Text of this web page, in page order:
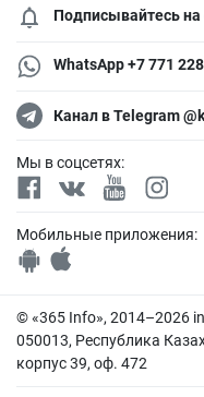
Подписывайтесь
WhatsApp +7 771
Канал в Telegram
Мы в соцсетях:
Мобильные приложения:
© «365 Info», 2014–2026
050013, Республика
корпус 39, оф. 472